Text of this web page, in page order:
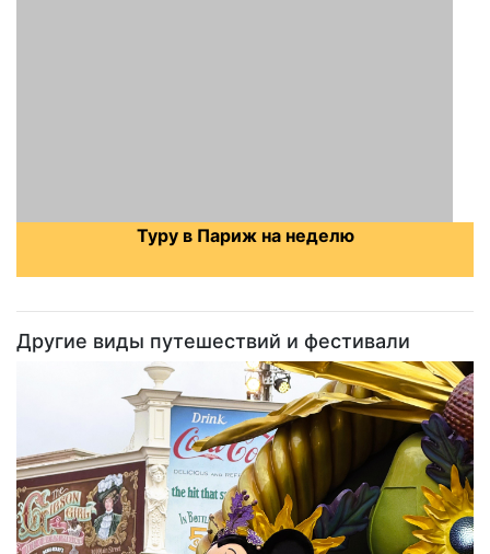
Туру в Париж на неделю
Другие виды путешествий и фестивали